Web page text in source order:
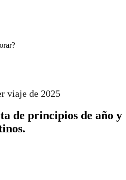
viaje de 2025
de principios de año y